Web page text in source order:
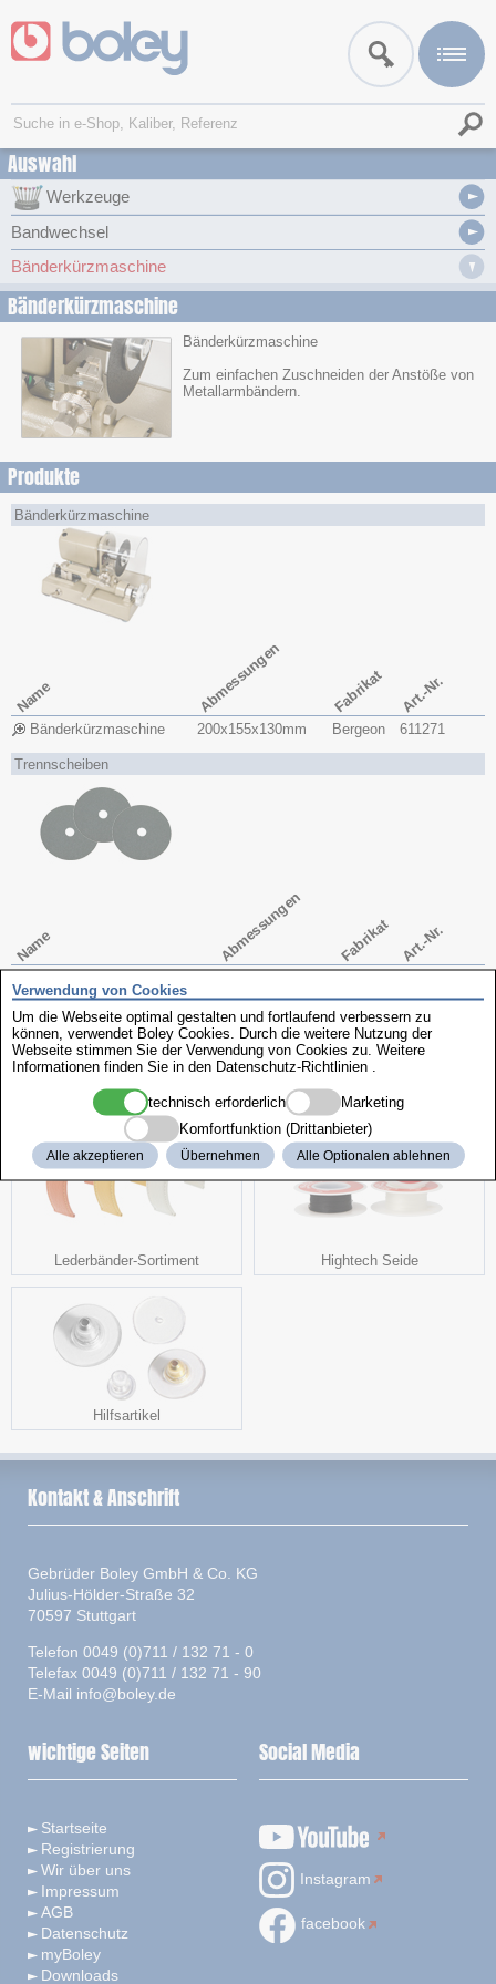
Auswahl
Werkzeuge
Bandwechsel
Bänderkürzmaschine
Bänderkürzmaschine
Bänderkürzmaschine
Zum einfachen Zuschneiden der Anstöße von
Metallarmbändern.
Produkte
Bänderkürzmaschine
Name Abmessungen Fabrikat Art.-Nr.
Bänderkürzmaschine 200x​155x​130mm Bergeon 611271
Trennscheiben
Name Abmessungen Fabrikat Art.-Nr.
weitere interessante Produkte
Lederbänder-Sortiment Hightech Seide
Hilfsartikel
Verwendung von Cookies
Um die Webseite optimal gestalten und fortlaufend verbessern zu
können, verwendet Boley Cookies. Durch die weitere Nutzung der
Webseite stimmen Sie der Verwendung von Cookies zu. Weitere
Informationen finden Sie in den Datenschutz-Richtlinien
technisch erforderlich
Marketing
Komfortfunktion (Drittanbieter)
Alle akzeptieren Übernehmen Alle Optionalen ablehnen
Kontakt & Anschrift
Gebrüder Boley GmbH & Co. KG
Julius-Hölder-Straße 32
70597 Stuttgart
Telefon 0049 (0)711 / 132 71 - 0
Telefax 0049 (0)711 / 132 71 - 90
E-Mail info@boley.de
wichtige Seiten
Startseite
Registrierung
Wir über uns
Impressum
AGB
Datenschutz
myBoley
Downloads
Social Media
Instagram
facebook